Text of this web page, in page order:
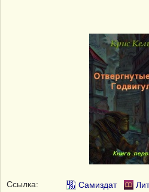
Ссылка: Самиздат